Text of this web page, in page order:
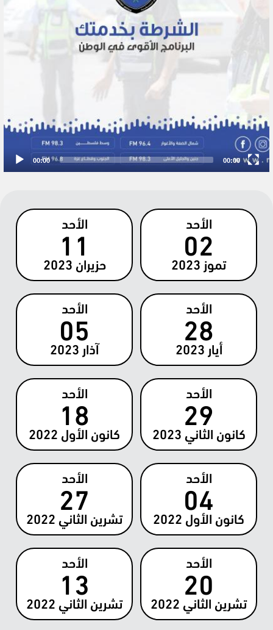
00:00 00:00
الأحد
02
تموز 2023
الأحد
11
حزيران 2023
الأحد
28
أيار 2023
الأحد
05
آذار 2023
الأحد
29
كانون الثاني 2023
الأحد
18
كانون الأول 2022
الأحد
04
كانون الأول 2022
الأحد
27
تشرين الثاني 2022
الأحد
20
تشرين الثاني 2022
الأحد
13
تشرين الثاني 2022